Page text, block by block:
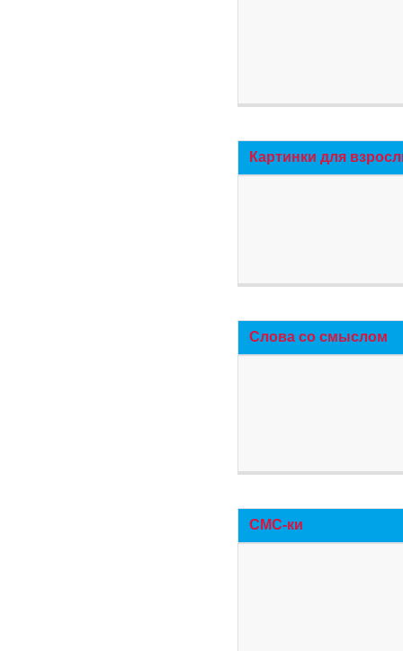
Картинки для
Слова со смыслом
СМС-ки